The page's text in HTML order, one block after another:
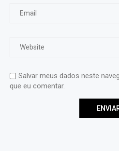
Salvar meus dados neste
que eu comentar.